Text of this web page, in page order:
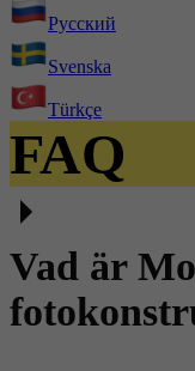
Русский
Svenska
Türkçe
FAQ
Vad är